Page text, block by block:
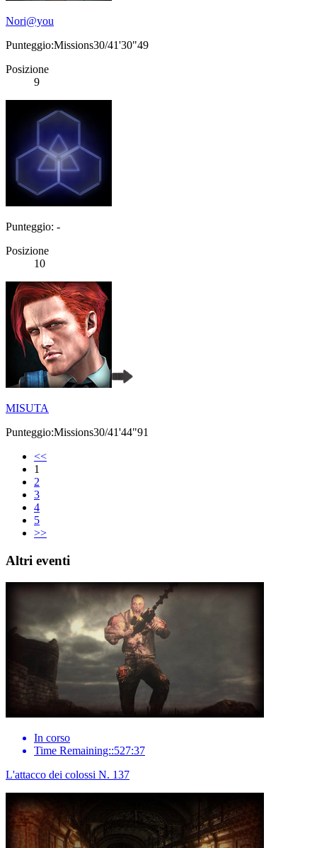
Nori@you
Punteggio:Missions30/41'30"49
Posizione
9
Punteggio: -
Posizione
10
MISUTA
Punteggio:Missions30/41'44"91
<<
1
2
3
4
5
>>
Altri eventi
In corso
Time Remaining::527:37
L'attacco dei colossi N. 137